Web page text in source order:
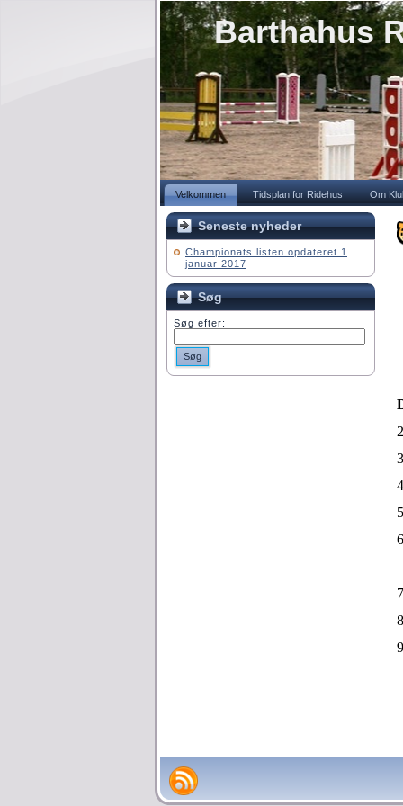
Barthahus
Velkommen Tidsplan for Ridehus Om
Seneste nyheder
Championats listen opdateret 1
januar 2017
Søg
Søg efter:
Søg